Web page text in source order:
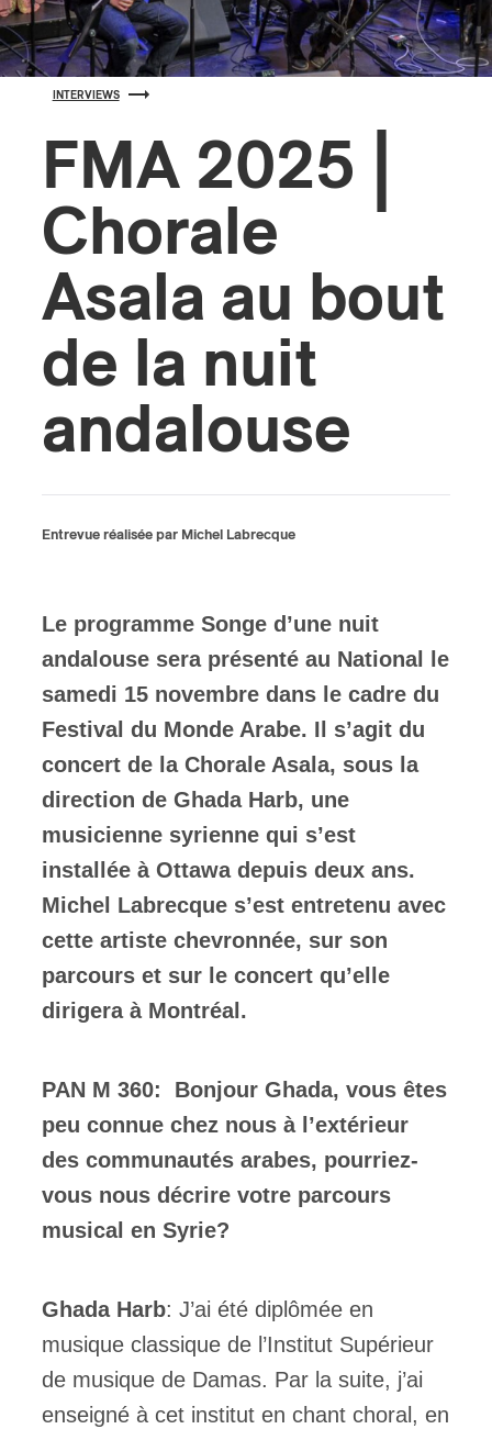
INTERVIEWS
FMA 2025 |
Chorale
Asala au bout
de la nuit
andalouse
Entrevue réalisée par Michel Labrecque
Le programme Songe d’une nuit
andalouse sera présenté au National le
samedi 15 novembre dans le cadre du
Festival du Monde Arabe. Il s’agit du
concert de la Chorale Asala, sous la
direction de Ghada Harb, une
musicienne syrienne qui s’est
installée à Ottawa depuis deux ans.
Michel Labrecque s’est entretenu avec
cette artiste chevronnée, sur son
parcours et sur le concert qu’elle
dirigera à Montréal.
PAN M 360:
Bonjour Ghada, vous êtes
peu connue chez nous à l’extérieur
des communautés arabes, pourriez-
vous nous décrire votre parcours
musical en Syrie?
Ghada Harb: J’ai été diplômée en
musique classique de l’Institut Supérieur
de musique de Damas. Par la suite, j’ai
enseigné à cet institut en chant choral, en